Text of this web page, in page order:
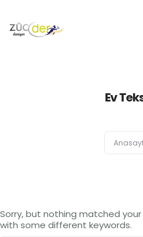
ZÜCDER
Ev
Sorry, but nothing matched
with some different keywords.